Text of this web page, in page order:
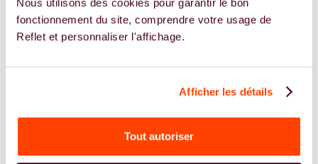
Nous utilisons des cookies pour garantir le bon
fonctionnement du site, comprendre votre usage de
Reflet et personnaliser l'affichage.
Afficher les détails
Tout autoriser
regarder les professionel.le.s pratiquant à distance. Vous
pouvez aussi nous recommander des professionnels
directement par mail à hello@reflet.co ou sur notre page
En tant que patiente, comment Reflet
vous accompagne à Tournai ?